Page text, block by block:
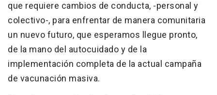
que requiere cambios de conducta, -personal y
colectivo-, para enfrentar de manera comunitaria
un nuevo futuro, que esperamos llegue pronto,
de la mano del autocuidado y de la
implementación completa de la actual campaña
de vacunación masiva.